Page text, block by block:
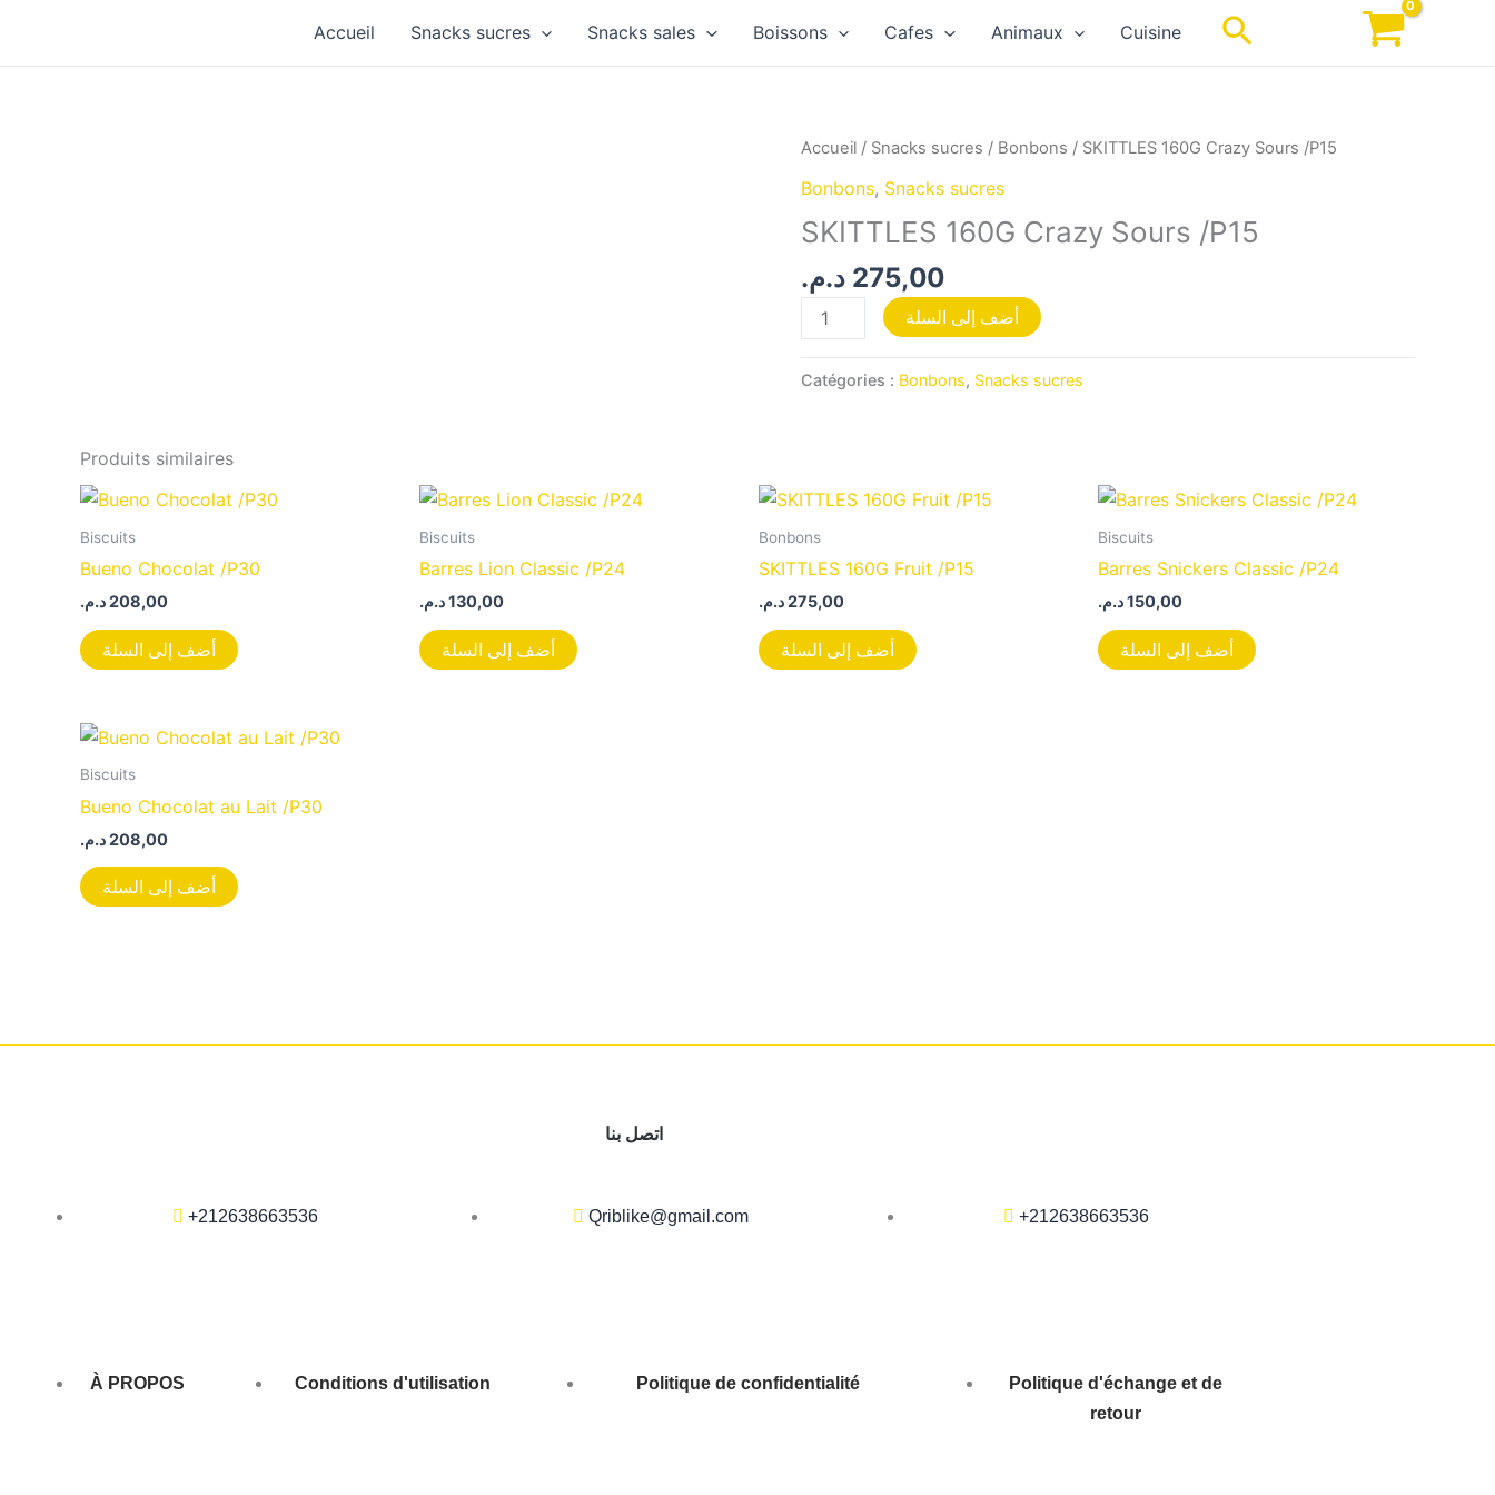
contenu
Accueil Snacks sucres Snacks sales Boissons Cafes Animaux Cuisine Rechercher
Accueil / Snacks sucres / Bonbons / SKITTLES 160G Crazy Sours /P15
Bonbons, Snacks sucres
SKITTLES 160G Crazy Sours /P15
275,00 د.م.
quantité
SKITTLES
160G
Sours
/P15
أضف إلى السلة
Catégories : Bonbons, Snacks sucres
Produits similaires
Biscuits
Bueno Chocolat /P30
208,00د.م.
أضف إلى السلة
Biscuits
Barres Lion Classic /P24
130,00د.م.
أضف إلى السلة
Bonbons
SKITTLES 160G Fruit /P15
275,00د.م.
أضف إلى السلة
Biscuits
Barres Snickers Classic /P24
150,00د.م.
أضف إلى السلة
Biscuits
Bueno Chocolat au Lait /P30
208,00د.م.
أضف إلى السلة
اتصل بنا
+212638663536 Qriblike@gmail.com +212638663536
À PROPOS Conditions d'utilisation Politique de confidentialité
Politique d'échange et de
retour